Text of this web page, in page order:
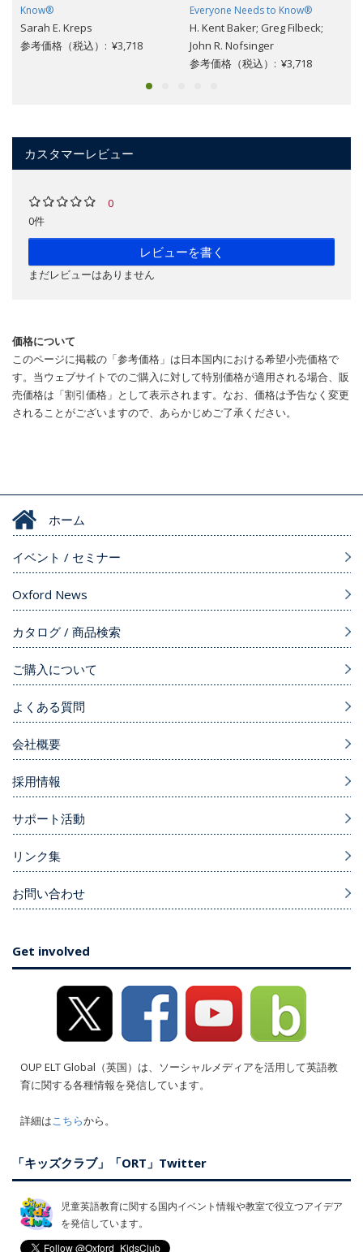
Know®
Sarah E. Kreps
参考価格（税込）: ¥3,718
Everyone Needs to Know®
H. Kent Baker; Greg Filbeck;
John R. Nofsinger
参考価格（税込）: ¥3,718
カスタマーレビュー
0
0件
レビューを書く
まだレビューはありません
価格について
このページに掲載の「参考価格」は日本国内における希望小売価格で
す。当ウェブサイトでのご購入に対して特別価格が適用される場合、販
売価格は「割引価格」として表示されます。なお、価格は予告なく変更
されることがございますので、あらかじめご了承ください。
ホーム
イベント / セミナー
Oxford News
カタログ / 商品検索
ご購入について
よくある質問
会社概要
採用情報
サポート活動
リンク集
お問い合わせ
Get involved
OUP ELT Global（英国）は、ソーシャルメディアを活用して英語教
育に関する各種情報を発信しています。
詳細は こちらから。
「キッズクラブ」「ORT」Twitter
児童英語教育に関する国内イベント情報や教室で役立つアイデア
を発信しています。